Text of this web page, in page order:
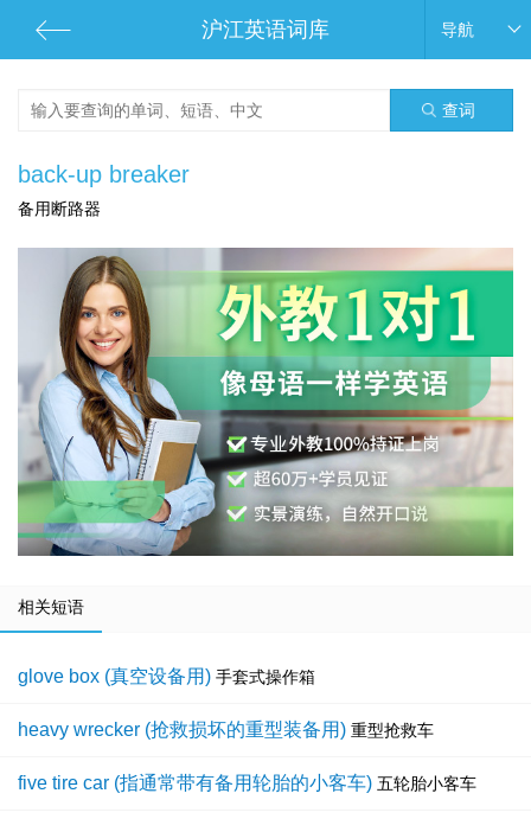
沪江英语词库 导航
查词
back-up breaker
备用断路器
相关短语
glove box (真空设备用) 手套式操作箱
heavy wrecker (抢救损坏的重型装备用) 重型抢救车
five tire car (指通常带有备用轮胎的小客车) 五轮胎小客车